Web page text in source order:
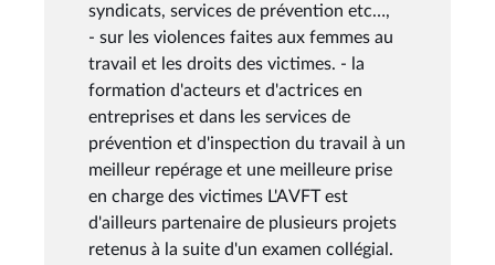
syndicats, services de prévention etc…,
- sur les violences faites aux femmes au
travail et les droits des victimes. - la
formation d'acteurs et d'actrices en
entreprises et dans les services de
prévention et d'inspection du travail à un
meilleur repérage et une meilleure prise
en charge des victimes L'AVFT est
d'ailleurs partenaire de plusieurs projets
retenus à la suite d'un examen collégial.